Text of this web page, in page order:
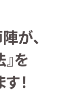
が、
を
！